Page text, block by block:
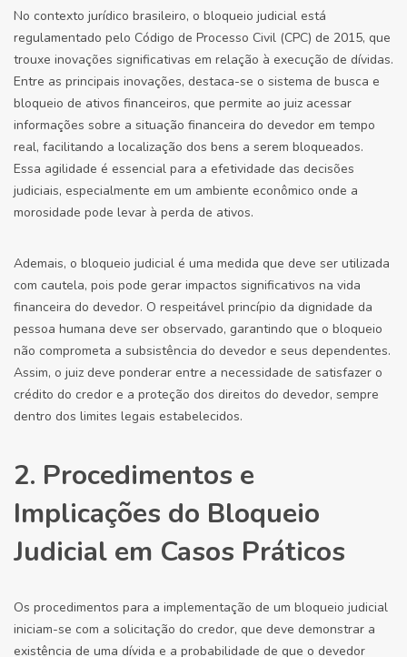
No contexto jurídico brasileiro, o bloqueio judicial está
regulamentado pelo Código de Processo Civil (CPC) de 2015, que
trouxe inovações significativas em relação à execução de dívidas.
Entre as principais inovações, destaca-se o sistema de busca e
bloqueio de ativos financeiros, que permite ao juiz acessar
informações sobre a situação financeira do devedor em tempo
real, facilitando a localização dos bens a serem bloqueados.
Essa agilidade é essencial para a efetividade das decisões
judiciais, especialmente em um ambiente econômico onde a
morosidade pode levar à perda de ativos.
Ademais, o bloqueio judicial é uma medida que deve ser utilizada
com cautela, pois pode gerar impactos significativos na vida
financeira do devedor. O respeitável princípio da dignidade da
pessoa humana deve ser observado, garantindo que o bloqueio
não comprometa a subsistência do devedor e seus dependentes.
Assim, o juiz deve ponderar entre a necessidade de satisfazer o
crédito do credor e a proteção dos direitos do devedor, sempre
dentro dos limites legais estabelecidos.
2. Procedimentos e
Implicações do Bloqueio
Judicial em Casos Práticos
Os procedimentos para a implementação de um bloqueio judicial
iniciam-se com a solicitação do credor, que deve demonstrar a
existência de uma dívida e a probabilidade de que o devedor